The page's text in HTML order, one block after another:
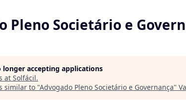
Pleno Societário e
longer accepting applications
at Solfácil.
similar to "Advogado Pleno Societário e Governança"